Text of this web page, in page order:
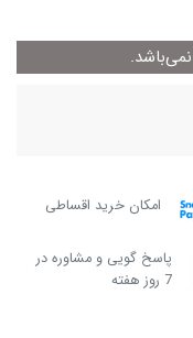
امکان خرید اقساطی
پاسخ گویی و مشاوره در
7 روز هفته